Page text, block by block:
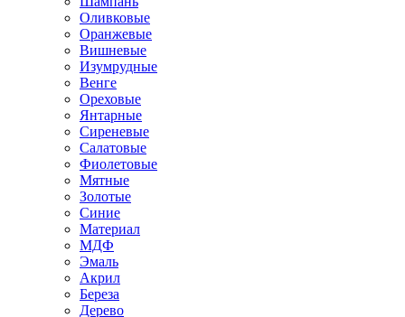
Оливковые
Оранжевые
Вишневые
Изумрудные
Венге
Ореховые
Янтарные
Сиреневые
Салатовые
Фиолетовые
Мятные
Золотые
Синие
Материал
МДФ
Эмаль
Акрил
Береза
Дерево